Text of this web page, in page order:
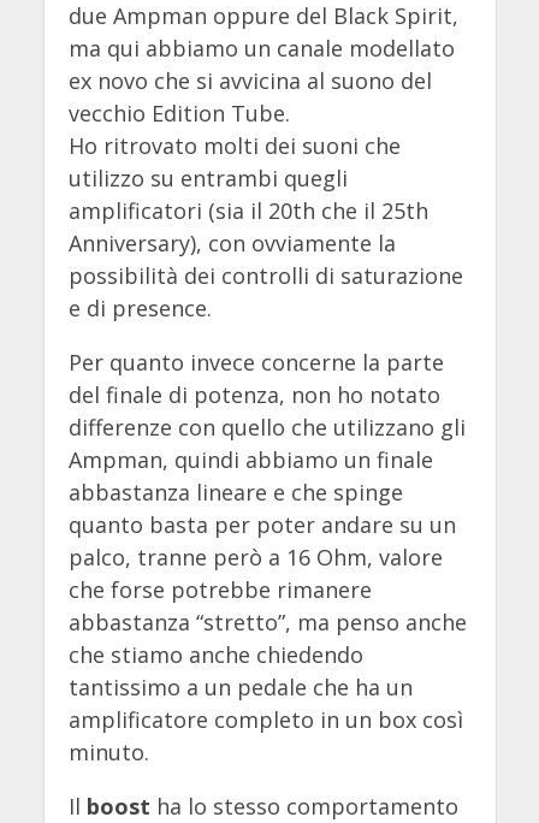
due Ampman oppure del Black Spirit,
ma qui abbiamo un canale modellato
ex novo che si avvicina al suono del
vecchio Edition Tube.
Ho ritrovato molti dei suoni che
utilizzo su entrambi quegli
amplificatori (sia il 20th che il 25th
Anniversary), con ovviamente la
possibilità dei controlli di saturazione
e di presence.
Per quanto invece concerne la parte
del finale di potenza, non ho notato
differenze con quello che utilizzano gli
Ampman, quindi abbiamo un finale
abbastanza lineare e che spinge
quanto basta per poter andare su un
palco, tranne però a 16 Ohm, valore
che forse potrebbe rimanere
abbastanza “stretto”, ma penso anche
che stiamo anche chiedendo
tantissimo a un pedale che ha un
amplificatore completo in un box così
minuto.
Il boost ha lo stesso comportamento